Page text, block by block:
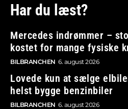
Har du læst?
Mercedes indrømmer –
kostet for mange fysiske
BILBRANCHEN 6. august 2026
Lovede kun at sælge
helst bygge benzinbiler
BILBRANCHEN 6. august 2026